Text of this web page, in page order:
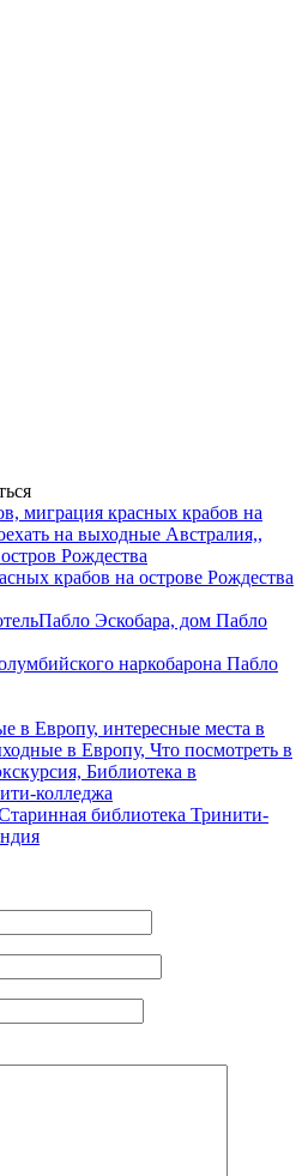
крабов на острове Рождества
наркобарона Пабло
библиотека Тринити-